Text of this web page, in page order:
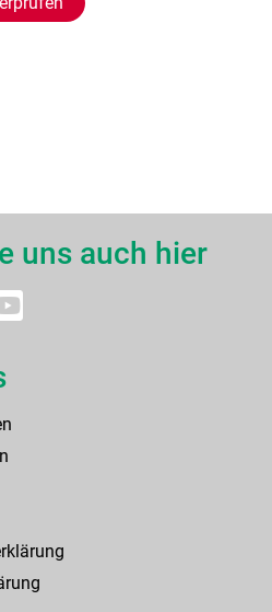
uns auch hier